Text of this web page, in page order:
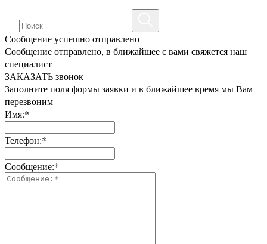
Сообщение успешно отправлено
Сообщение отправлено, в ближайшее с вами свяжется наш
специалист
ЗАКАЗАТЬ звонок
Заполните поля формы заявки и в ближайшее время мы Вам
перезвоним
Имя:*
Телефон:*
Сообщение:*